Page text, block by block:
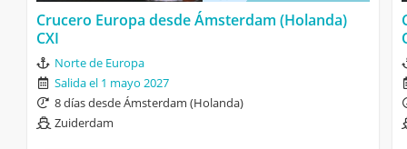
Crucero Europa desde Ámsterdam (Holanda)
CXI
Norte de Europa
Salida el 1 mayo 2027
8 días desde Ámsterdam (Holanda)
Zuiderdam